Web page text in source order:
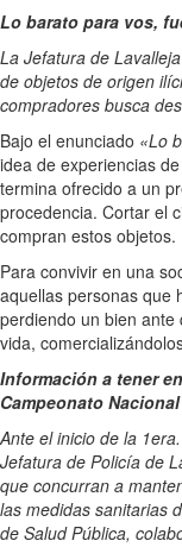
Lo barato para vos,
La Jefatura de
de objetos de origen
compradores busca
Bajo el enunciado «Lo
idea de experiencias
termina ofrecido a un
procedencia. Cortar el
compran estos objetos.
Para convivir en una
aquellas personas que
perdiendo un bien
vida,
Información a tener
Campeonato
Ante el inicio de la
Jefatura de Policía de
que concurran a
las medidas sanitarias
de Salud Pública,